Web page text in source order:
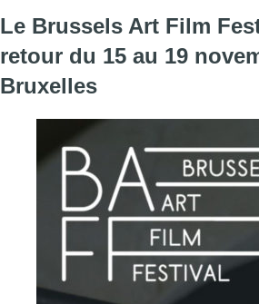
Le Brussels Art Film
retour du 15 au 19
Bruxelles